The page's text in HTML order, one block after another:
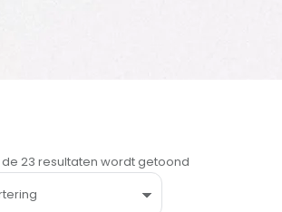
de 23 resultaten wordt getoond